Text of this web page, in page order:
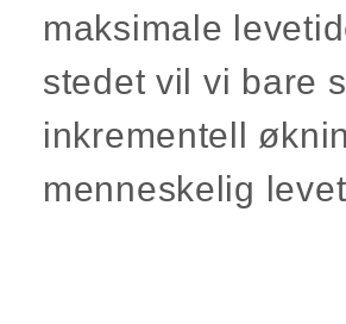
maksimale
stedet vil vi bare
inkrementell
menneskelig